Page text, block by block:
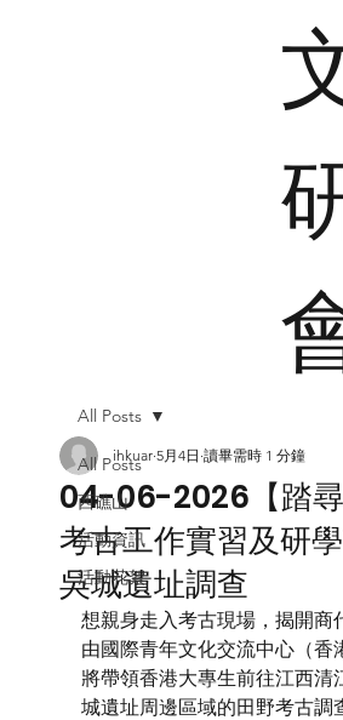
All Posts
西礁山
活動資訊
活動花絮
All Posts
04-06-2026【踏尋
考古工作實習及研
吳城遺址調查
ihkuar 5月4日 讀畢需時 1 分鐘
想親身走入考古現場，揭開商
由國際青年文化交流中心（香
將帶領香港大專生前往江西清
城遺址周邊區域的田野考古調